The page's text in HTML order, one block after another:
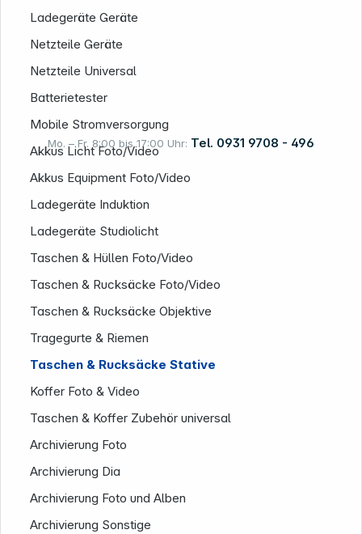
Mo. – Fr. 8:00 bis 17:00 Uhr: Tel. 0931 9708 - 496
Ladegeräte Geräte
Netzteile Geräte
Netzteile Universal
Batterietester
Mobile Stromversorgung
Akkus Licht Foto/Video
Akkus Equipment Foto/Video
Ladegeräte Induktion
Ladegeräte Studiolicht
Taschen & Hüllen Foto/Video
Taschen & Rucksäcke Foto/Video
Taschen & Rucksäcke Objektive
Tragegurte & Riemen
Taschen & Rucksäcke Stative
Koffer Foto & Video
Taschen & Koffer Zubehör universal
Archivierung Foto
Archivierung Dia
Archivierung Foto und Alben
Archivierung Sonstige
Rechtliches